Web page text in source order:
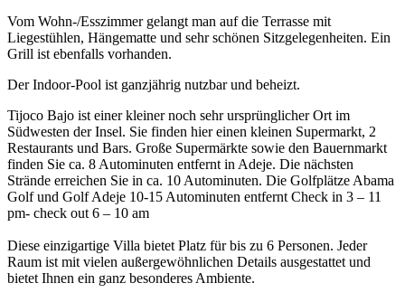
Vom Wohn-/Esszimmer gelangt man auf die Terrasse mit
Liegestühlen, Hängematte und sehr schönen Sitzgelegenheiten. Ein
Grill ist ebenfalls vorhanden.
Der Indoor-Pool ist ganzjährig nutzbar und beheizt.
Tijoco Bajo ist einer kleiner noch sehr ursprünglicher Ort im
Südwesten der Insel. Sie finden hier einen kleinen Supermarkt, 2
Restaurants und Bars. Große Supermärkte sowie den Bauernmarkt
finden Sie ca. 8 Autominuten entfernt in Adeje. Die nächsten
Strände erreichen Sie in ca. 10 Autominuten. Die Golfplätze Abama
Golf und Golf Adeje 10-15 Autominuten entfernt Check in 3 – 11
pm- check out 6 – 10 am
Diese einzigartige Villa bietet Platz für bis zu 6 Personen. Jeder
Raum ist mit vielen außergewöhnlichen Details ausgestattet und
bietet Ihnen ein ganz besonderes Ambiente.